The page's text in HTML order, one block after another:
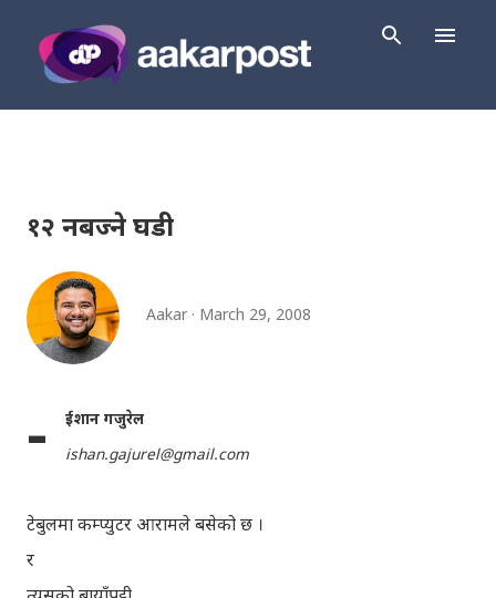
१२ नबज्ने घडी
Aakar March 29, 2008
-
ईशान गजुरेल
ishan.gajurel@gmail.com
टेबुलमा कम्प्युटर आरामले बसेको छ ।
र